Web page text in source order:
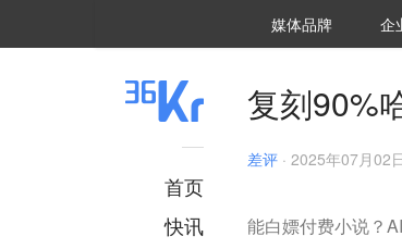
媒体品牌 企
首页
快讯
复刻90%
差评 · 2025年07月02
能白嫖付费小说？